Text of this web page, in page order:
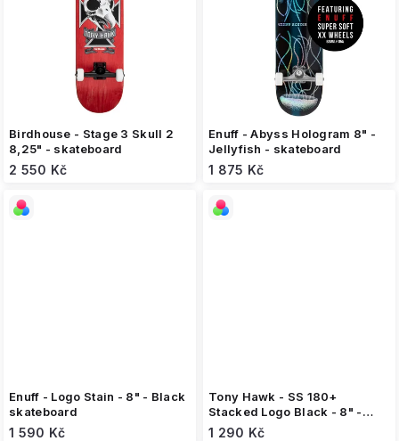
Birdhouse - Stage 3 Skull 2
8,25" - skateboard
2 550 Kč
Enuff - Abyss Hologram 8" -
Jellyfish - skateboard
1 875 Kč
Enuff - Logo Stain - 8" - Black
skateboard
1 590 Kč
Tony Hawk - SS 180+
Stacked Logo Black - 8" -
skateboard
1 290 Kč